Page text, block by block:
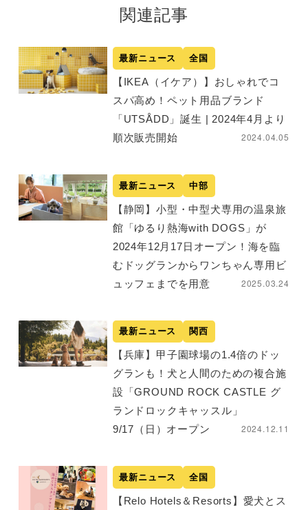
関連記事
最新ニュース 全国
【IKEA（イケア）】おしゃれでコ
スパ高め！ペット用品ブランド
「UTSÅDD」誕生 | 2024年4月より
順次販売開始
2024.04.05
最新ニュース 中部
【静岡】小型・中型犬専用の温泉旅
館「ゆるり熱海with DOGS」が
2024年12月17日オープン！海を臨
むドッグランからワンちゃん専用ビ
ュッフェまでを用意
2025.03.24
最新ニュース 関西
【兵庫】甲子園球場の1.4倍のドッ
グランも！犬と人間のための複合施
設「GROUND ROCK CASTLE グ
ランドロックキャッスル」
9/17（日）オープン
2024.12.11
最新ニュース 全国
【Relo Hotels＆Resorts】愛犬とス